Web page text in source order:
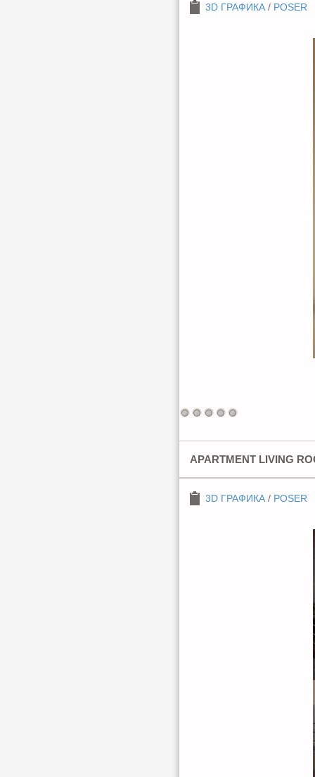
3D ГРАФИКА / POSER
APARTMENT LIVING
3D ГРАФИКА / POSER